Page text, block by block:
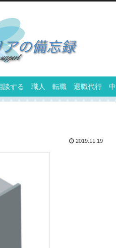
談する 職人 転職 退職代行
2019.11.19